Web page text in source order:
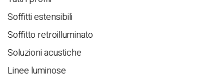
Soffitti estensibili
Soffitto retroilluminato
Soluzioni acustiche
Linee luminose